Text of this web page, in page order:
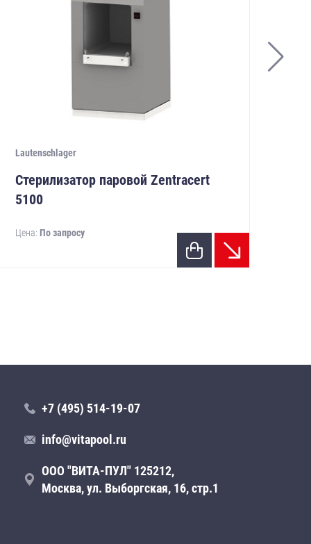
Lautenschlager
Стерилизатор паровой Zentracert
5100
Цена: По запросу
+7 (495) 514-19-07
info@vitapool.ru
ООО "ВИТА-ПУЛ" 125212,
Москва, ул. Выборгская, 16, стр.1